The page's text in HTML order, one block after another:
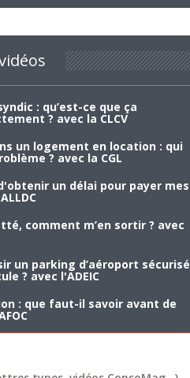
: qu’est-ce que ça
? avec la CLCV
un logement en location : qui
? avec la CGL
un délai pour payer mes
comment m’en sortir ? avec
un parking d’aéroport sécurisé
? avec l'ADEIC
: que faut-il savoir avant de